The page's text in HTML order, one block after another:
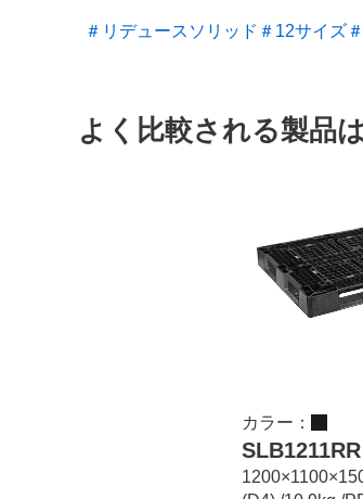
＃リデュースソリッド ＃12サイズ
よく比較される製品
カラー：
SLB1211RR